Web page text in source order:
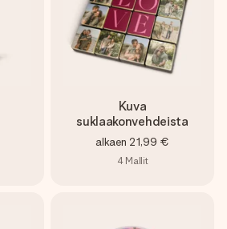
Kuva
suklaakonvehdeista
alkaen 21,99 €
4 Mallit